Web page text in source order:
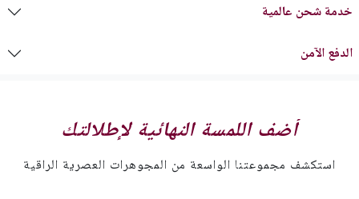
خدمة شحن عالمية
الدفع الآمن
أضف اللمسة النهائية لإطلالتك
استكشف مجموعتنا الواسعة من المجوهرات العصرية الراقية